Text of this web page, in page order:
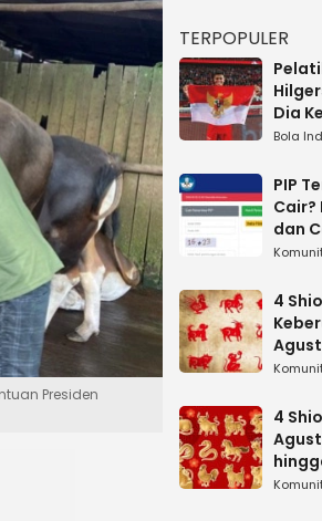
Presiden
TERPOPULER
Dia
Bola
PIP
Cair?
dan
4
4